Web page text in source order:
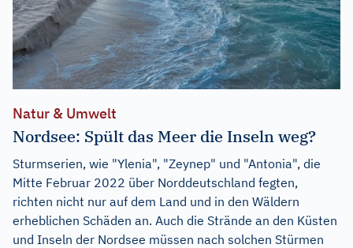
Natur & Umwelt
Nordsee: Spült das Meer die Inseln weg?
Sturmserien, wie "Ylenia", "Zeynep" und "Antonia", die
Mitte Februar 2022 über Norddeutschland fegten,
richten nicht nur auf dem Land und in den Wäldern
erheblichen Schäden an. Auch die Strände an den Küsten
und Inseln der Nordsee müssen nach solchen Stürmen